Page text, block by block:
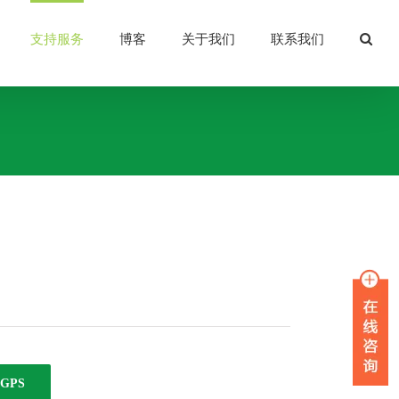
支持服务 博客 关于我们 联系我们